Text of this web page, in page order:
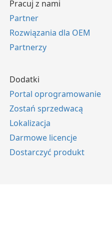
Pracuj z nami
Partner
Rozwiązania dla OEM
Partnerzy
Dodatki
Portal oprogramowanie
Zostań sprzedwacą
Lokalizacja
Darmowe licencje
Dostarczyć produkt